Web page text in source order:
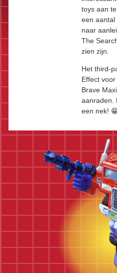
toys aan
een aantal
naar
The
zien zijn.
Het third-
Effect
Brave
aanraden.
een nek!